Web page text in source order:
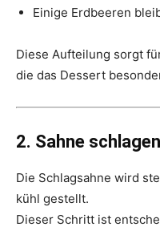
Einige Erdbeeren
Diese Aufteilung sorgt
die das Dessert
2. Sahne schlagen
Die Schlagsahne wird
kühl gestellt.
Dieser Schritt ist